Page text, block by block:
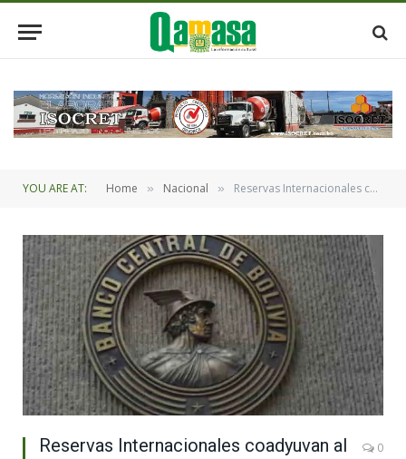
YOU ARE AT: Home » Nacional » Reservas Internacionales coadyuvan al crecimiento de la economía con estabilidad afirma el BCB
Reservas Internacionales coadyuvan al
0